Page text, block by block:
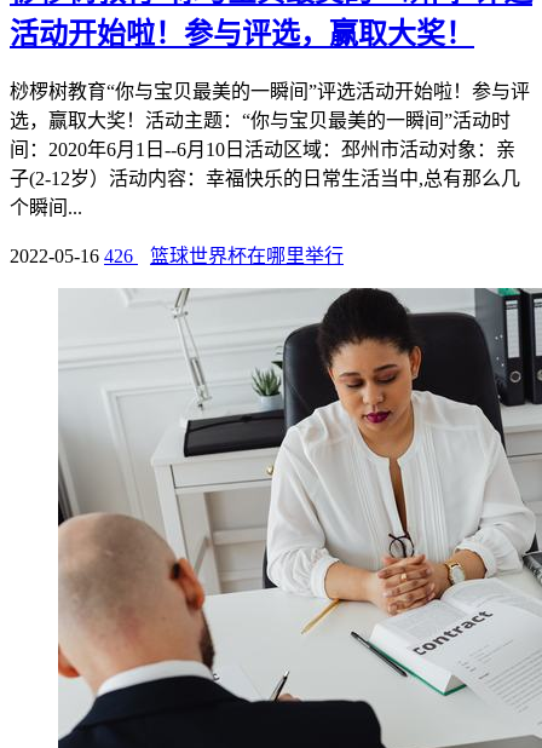
活动开始啦！参与评选，赢取大奖！
桫椤树教育“你与宝贝最美的一瞬间”评选活动开始啦！参与评
选，赢取大奖！活动主题：“你与宝贝最美的一瞬间”活动时
间：2020年6月1日--6月10日活动区域：邳州市活动对象：亲
子(2-12岁）活动内容：幸福快乐的日常生活当中,总有那么几
个瞬间...
2022-05-16 426 篮球世界杯在哪里举行